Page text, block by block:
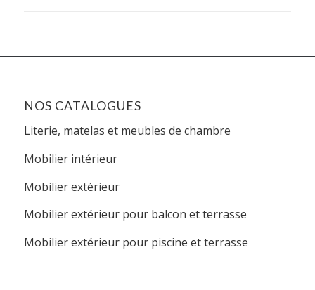
NOS CATALOGUES
Literie, matelas et meubles de chambre
Mobilier intérieur
Mobilier extérieur
Mobilier extérieur pour balcon et terrasse
Mobilier extérieur pour piscine et terrasse